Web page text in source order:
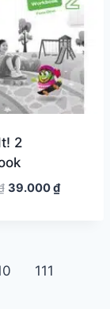
2
Giá
39.000₫Giá
111